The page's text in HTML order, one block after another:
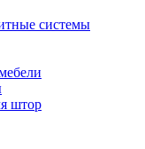
системы
штор